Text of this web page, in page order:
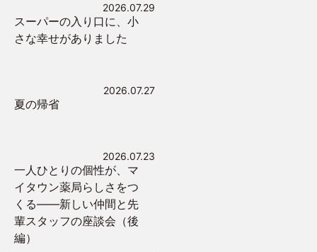
2026.07.29
スーパーの入り口に、小
さな幸せがありました
2026.07.27
夏の帰省
2026.07.23
一人ひとりの個性が、マ
イタウン薬局らしさをつ
くる——新しい仲間と先
輩スタッフの座談会（後
編）